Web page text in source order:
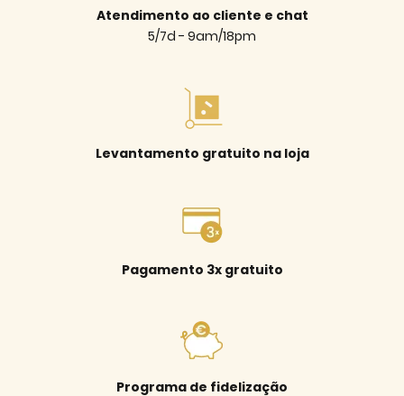
Atendimento ao cliente e chat
5/7d - 9am/18pm
Levantamento gratuito na loja
Pagamento 3x gratuito
Programa de fidelização